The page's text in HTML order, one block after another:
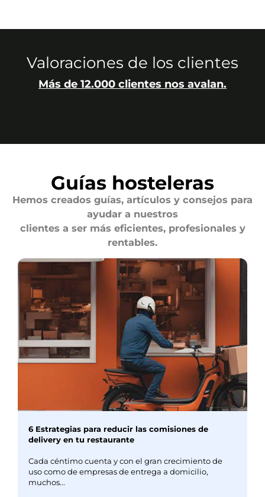
Valoraciones de los clientes
Más de 12.000 clientes nos avalan.
Guías hosteleras
Hemos creados guías, artículos y consejos para
ayudar a nuestros
clientes a ser más eficientes, profesionales y
rentables.
6 Estrategias para reducir las comisiones de
delivery en tu restaurante
Cada céntimo cuenta y con el gran crecimiento de
uso como de empresas de entrega a domicilio,
muchos...